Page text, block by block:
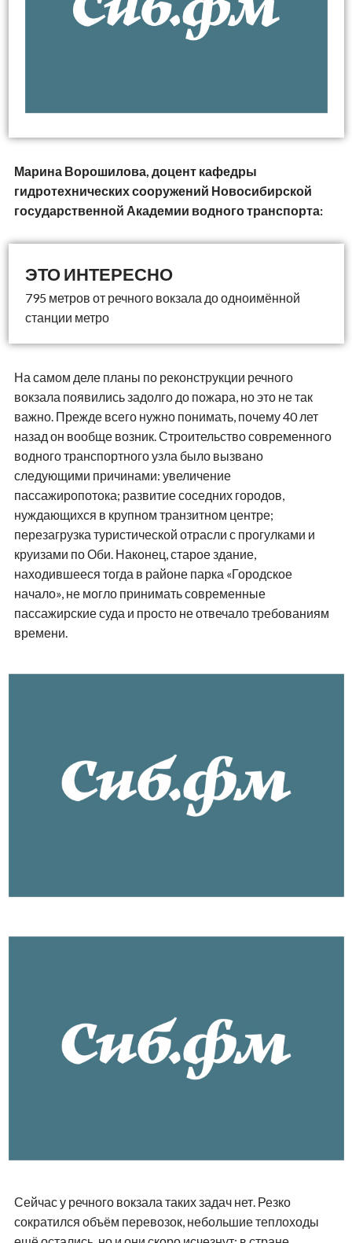
Марина Ворошилова, доцент кафедры
гидротехнических сооружений Новосибирской
государственной Академии водного транспорта:
795 метров от речного вокзала до одноимённой
станции метро
На самом деле планы по реконструкции речного
вокзала появились задолго до пожара, но это не так
важно. Прежде всего нужно понимать, почему 40 лет
назад он вообще возник. Строительство современного
водного транспортного узла было вызвано
следующими причинами: увеличение
пассажиропотока; развитие соседних городов,
нуждающихся в крупном транзитном центре;
перезагрузка туристической отрасли с прогулками и
круизами по Оби. Наконец, старое здание,
находившееся тогда в районе парка «Городское
начало», не могло принимать современные
пассажирские суда и просто не отвечало требованиям
времени.
Сейчас у речного вокзала таких задач нет. Резко
сократился объём перевозок, небольшие теплоходы